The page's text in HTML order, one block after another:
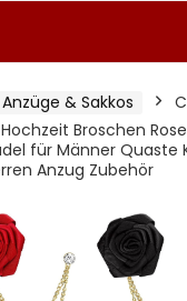
& Sakkos
Broschen
für Männer Quaste
Anzug Zubehör